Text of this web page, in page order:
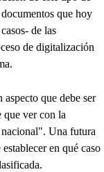
que hoy
de las
de digitalización
que debe ser
que ver con la
Una futura
en qué caso